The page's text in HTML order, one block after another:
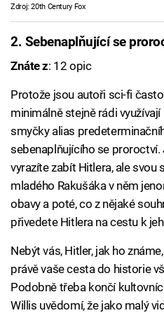
Zdroj: 20th Century Fox
2. Sebenaplňující se
Znáte z: 12 opic
Protože jsou autoři sci-fi
minimálně stejně rádi
smyčky alias
sebenaplňujícího se
vyrazíte zabít Hitlera, ale
mladého Rakušáka v něm
obavy a poté, co z nějaké
přivedete Hitlera na cestu k
Nebýt vás, Hitler, jak ho
právě vaše cesta do historie
Podobně třeba končí
Willis uvědomí, že jako malý